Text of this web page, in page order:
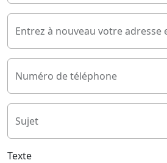
Entrez à nouveau votre adresse
Numéro de téléphone
Sujet
Texte